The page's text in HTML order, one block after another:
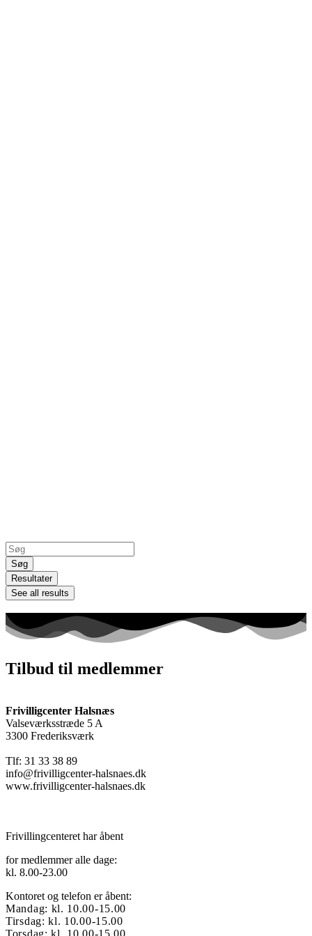
Search
...Søg
Resultater
See all results
Tilbud til medlemmer
Frivilligcenter Halsnæs
Valseværksstræde 5 A
3300 Frederiksværk
Tlf: 31 33 38 89
info@frivilligcenter-halsnaes.dk
www.frivilligcenter-halsnaes.dk
Frivillingcenteret har åbent
for medlemmer alle dage:
kl. 8.00-23.00
Kontoret og telefon er åbent:
Mandag: kl. 10.00-15.00
Tirsdag: kl. 10.00-15.00
Torsdag: kl. 10.00-15.00